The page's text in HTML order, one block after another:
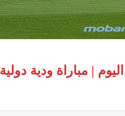
| مباراة ودية دولية